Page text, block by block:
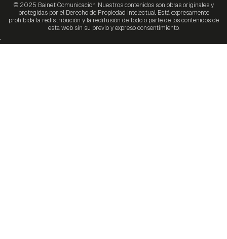
© 2025 Bainet Comunicación. Nuestros contenidos son obras originales y
protegidas por el Derecho de Propiedad Intelectual. Está expresamente
prohibida la redistribución y la redifusión de todo o parte de los contenidos de
esta web sin su previo y expreso consentimiento.